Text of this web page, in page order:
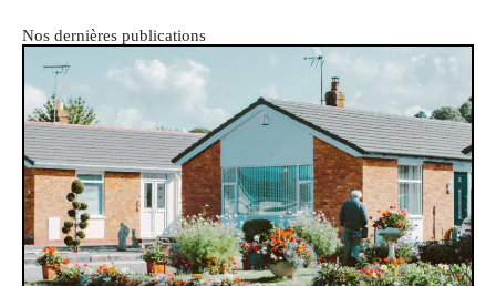
Nos dernières publications